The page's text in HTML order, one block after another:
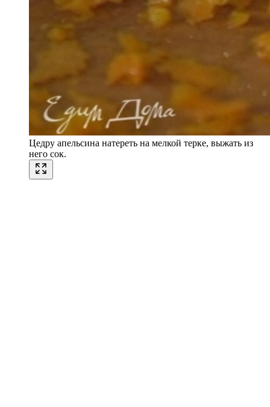
Цедру апельсина натереть на мелкой терке, выжать из
него сок.